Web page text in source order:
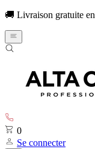
🚚 Livraison gratuite
0
Se connecter